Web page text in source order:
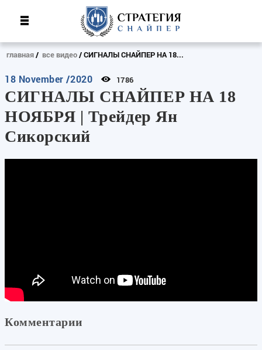
главная все видео СИГНАЛЫ СНАЙПЕР НА 18...
18 November /2020 1786
СИГНАЛЫ СНАЙПЕР НА 18
НОЯБРЯ | Трейдер Ян
Сикорский
Комментарии